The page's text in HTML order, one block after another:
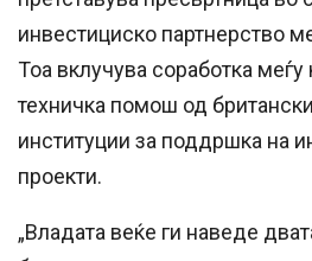
инвестициско партнерство
Тоа вклучува соработка
техничка помош од
институции за поддршка на
проекти.
„Владата веќе ги наведе